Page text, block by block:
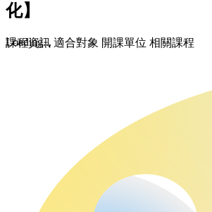
化】
課程資訊 適合對象 開課單位 相關課程
Loading...